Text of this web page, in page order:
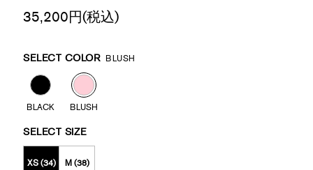
35,200円(税込)
Variations
SELECT COLOR BLUSH
BLACK BLUSH
SELECT SIZE
XS (34) M (38)